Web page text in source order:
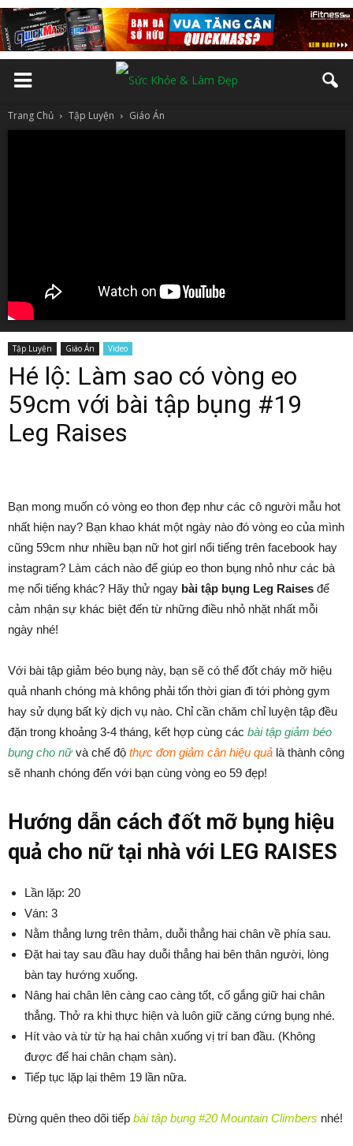
Trang Chủ Tập Luyện Giáo Án
Tập Luyện Giáo Án Video
Hé lộ: Làm sao có vòng eo
59cm với bài tập bụng #19
Leg Raises
Bạn mong muốn có vòng eo thon đẹp như các cô người mẫu hot
nhất hiện nay? Bạn khao khát một ngày nào đó vòng eo của mình
cũng 59cm như nhiều bạn nữ hot girl nổi tiếng trên facebook hay
instagram? Làm cách nào để giúp eo thon bụng nhỏ như các bà
mẹ nổi tiếng khác? Hãy thử ngay bài tập bụng Leg Raises để
cảm nhận sự khác biệt đến từ những điều nhỏ nhặt nhất mỗi
ngày nhé!
Với bài tập giảm béo bụng này, bạn sẽ có thể đốt cháy mỡ hiệu
quả nhanh chóng mà không phải tốn thời gian đi tới phòng gym
hay sử dụng bất kỳ dịch vụ nào. Chỉ cần chăm chỉ luyện tập đều
đặn trong khoảng 3-4 tháng, kết hợp cùng các bài tập giảm béo
bụng cho nữvà chế độ thực đơn giảm cân hiệu quả là thành công
sẽ nhanh chóng đến với bạn cùng vòng eo 59 đẹp!
Hướng dẫn cách đốt mỡ bụng hiệu
quả cho nữ tại nhà với LEG RAISES
Lần lặp: 20
Ván: 3
Nằm thẳng lưng trên thảm, duỗi thẳng hai chân về phía sau.
Đặt hai tay sau đầu hay duỗi thẳng hai bên thân người, lòng
bàn tay hướng xuống.
Nâng hai chân lên càng cao càng tốt, cố gắng giữ hai chân
thẳng. Thở ra khi thực hiện và luôn giữ căng cứng bụng nhé.
Hít vào và từ từ hạ hai chân xuống vị trí ban đầu. (Không
được để hai chân chạm sàn).
Tiếp tục lặp lại thêm 19 lần nữa.
Đừng quên theo dõi tiếp bài tập bụng #20 Mountain Climbers nhé!